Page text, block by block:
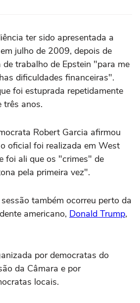
ter sido apresentada a
julho de 2009, depois de
trabalho de Epstein "para me
dificuldades financeiras".
foi estuprada repetidamente
três anos.
Robert Garcia afirmou
oficial foi realizada em West
foi ali que os "crimes" de
pela primeira vez".
também ocorreu perto da
americano, Donald Trump,
por democratas do
da Câmara e por
locais.